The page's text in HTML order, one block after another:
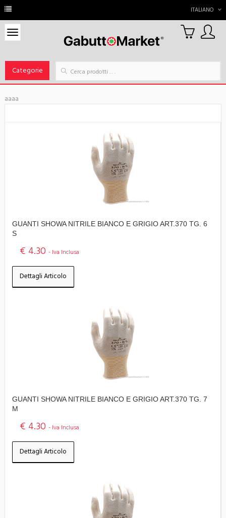
ITALIANO
Categorie
0
Carrello
aaaa
GUANTI SHOWA NITRILE BIANCO E GRIGIO ART.370 TG. 6
S
€ 4.30 - Iva Inclusa
Dettagli Articolo
GUANTI SHOWA NITRILE BIANCO E GRIGIO ART.370 TG. 7
M
€ 4.30 - Iva Inclusa
Dettagli Articolo